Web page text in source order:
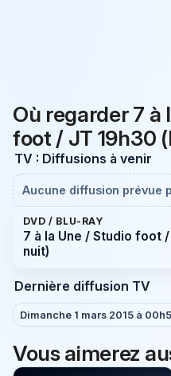
Où regarder 7 à
foot / JT 19h30
TV : Diffusions à venir
Aucune diffusion prévue
DVD / BLU-RAY
7 à la Une / Studio foot
nuit)
Dernière diffusion TV
Dimanche 1 mars 2015 à
Vous aimerez